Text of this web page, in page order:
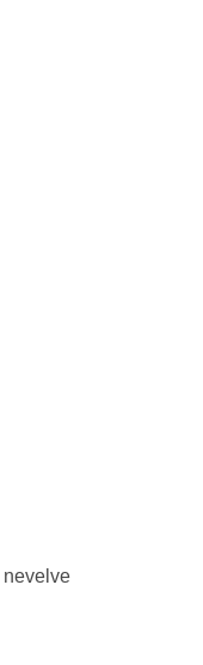
nevelve